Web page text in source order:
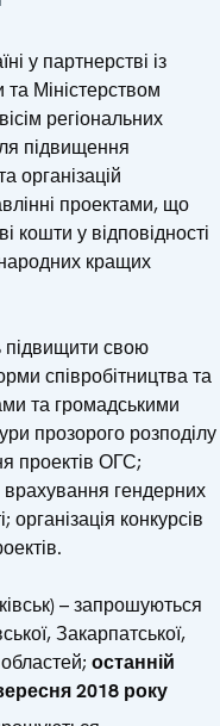
у партнерстві із
Міністерством
регіональних
підвищення
організацій
проектами, що
кошти у відповідності
кращих
підвищити свою
співробітництва та
та громадськими
прозорого розподілу
проектів ОГС;
гендерних
конкурсів
– запрошуються
Закарпатської,
останній
2018 року